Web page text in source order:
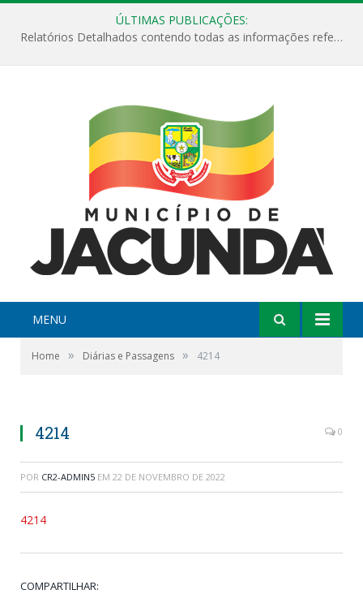
ÚLTIMAS PUBLICAÇÕES:
Relatórios Detalhados contendo todas as informações referentes a execução de recursos destinados ao fomento de projetos culturais no Município de Jacundá entre os anos de 2022 ao presente ano de 2026.
MENU
Home » Diárias e Passagens » 4214
4214 0
POR CR2-ADMIN5 EM 22 DE NOVEMBRO DE 2022
4214
COMPARTILHAR: